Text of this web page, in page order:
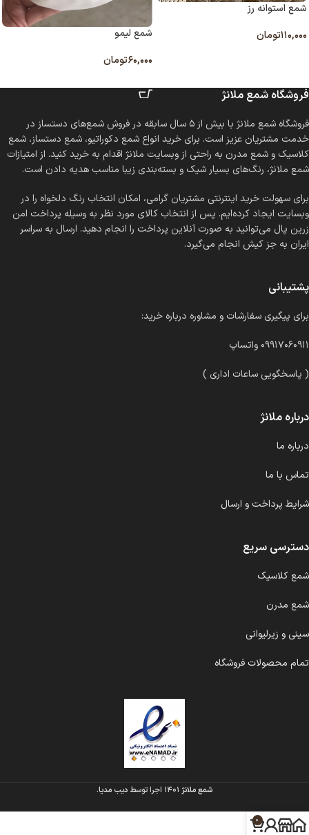
شمع استوانه رز
۱۱۰,۰۰۰تومان
شمع لیمو
۶۰,۰۰۰تومان
فروشگاه شمع ملانژ
فروشگاه شمع ملانژ با بیش از ۵ سال سابقه در فروش شمع‌های دستساز در
خدمت مشتریان عزیز است. برای خرید انواع شمع دکوراتیو، شمع دستساز، شمع
کلاسیک و شمع مدرن به راحتی از وبسایت ملانژ اقدام به خرید کنید. از امتیازات
شمع ملانژ، رنگ‌های بسیار شیک و بسته‌بندی زیبا مناسب هدیه دادن است.
برای سهولت خرید اینترنتی مشتریان گرامی، امکان انتخاب رنگ دلخواه را در
وبسایت ایجاد کرده‌ایم. پس از انتخاب کالای مورد نظر به وسیله پرداخت امن
زرین پال می‌توانید به صورت آنلاین پرداخت را انجام دهید. ارسال به سراسر
ایران به جز کیش انجام می‌گیرد.
پشتیبانی
برای پیگیری سفارشات و مشاوره درباره خرید:
۰۹۹۱۷۰۶۰۹۱۱ واتساپ
( پاسخگویی ساعات اداری )
درباره ملانژ
درباره ما
تماس با ما
شرایط پرداخت و ارسال
دسترسی سریع
شمع کلاسیک
شمع مدرن
سینی و زیرلیوانی
تمام محصولات فروشگاه
شمع ملانژ ۱۴۰۱ اجرا توسط دیب مدیا.
0